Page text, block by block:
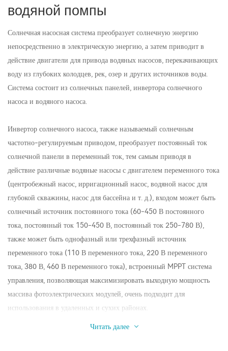
водяной помпы
Солнечная насосная система преобразует солнечную энергию
непосредственно в электрическую энергию, а затем приводит в
действие двигатели для привода водяных насосов, перекачивающих
воду из глубоких колодцев, рек, озер и других источников воды.
Система состоит из солнечных панелей, инвертора солнечного
насоса и водяного насоса.
Инвертор солнечного насоса, также называемый солнечным
частотно-регулируемым приводом, преобразует постоянный ток
солнечной панели в переменный ток, тем самым приводя в
действие различные водяные насосы с двигателем переменного тока
(центробежный насос, ирригационный насос, водяной насос для
глубокой скважины, насос для бассейна и т. д.), входом может быть
солнечный источник постоянного тока (60-450 В постоянного
тока, постоянный ток 150-450 В, постоянный ток 250-780 В),
также может быть однофазный или трехфазный источник
переменного тока (110 В переменного тока, 220 В переменного
тока, 380 В, 460 В переменного тока), встроенный MPPT система
управления, позволяющая максимизировать выходную мощность
массива фотоэлектрических модулей, очень подходит для
использования в удаленных и сухих районах.
Читать далее